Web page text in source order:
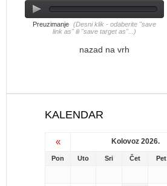
Preuzimanje (Desni klik - odaberite "save
link as" ili "save target as"...)
nazad na vrh
KALENDAR
« Kolovoz 2026.
Pon Uto Sri Čet Pet